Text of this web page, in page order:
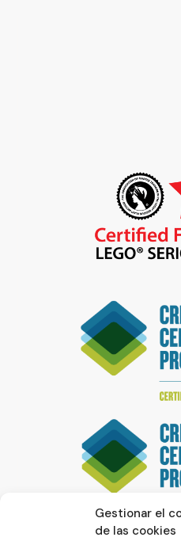
Gestionar el
de las cookies